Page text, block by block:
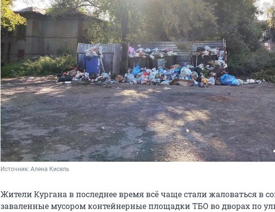
Источник: Алена Кисель
Жители Кургана в последнее время всё чаще стали жаловаться в
заваленные мусором контейнерные площадки ТБО во дворах по